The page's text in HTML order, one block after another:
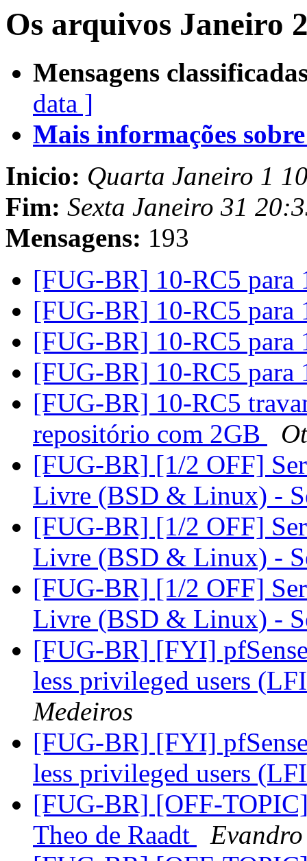
Os arquivos Janeiro
Mensagens
data ]
Mais informações
Inicio: Quarta Janeiro 1
Fim: Sexta Janeiro 31
Mensagens: 193
[FUG-BR] 10-RC5 para
[FUG-BR] 10-RC5 para
[FUG-BR] 10-RC5 para
[FUG-BR] 10-RC5 para
[FUG-BR] 10-RC5
repositório com 2GB
[FUG-BR] [1/2 OFF]
Livre (BSD & Linux) -
[FUG-BR] [1/2 OFF]
Livre (BSD & Linux) -
[FUG-BR] [1/2 OFF]
Livre (BSD & Linux) -
[FUG-BR] [FYI]
less privileged users
Medeiros
[FUG-BR] [FYI]
less privileged users
[FUG-BR] [OFF-
Theo de Raadt